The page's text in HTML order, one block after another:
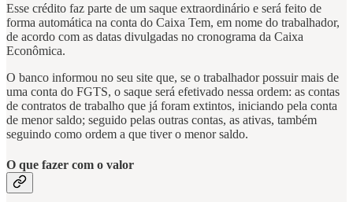
Esse crédito faz parte de um saque extraordinário e será feito de
forma automática na conta do Caixa Tem, em nome do trabalhador,
de acordo com as datas divulgadas no cronograma da Caixa
Econômica.
O banco informou no seu site que, se o trabalhador possuir mais de
uma conta do FGTS, o saque será efetivado nessa ordem: as contas
de contratos de trabalho que já foram extintos, iniciando pela conta
de menor saldo; seguido pelas outras contas, as ativas, também
seguindo como ordem a que tiver o menor saldo.
O que fazer com o valor